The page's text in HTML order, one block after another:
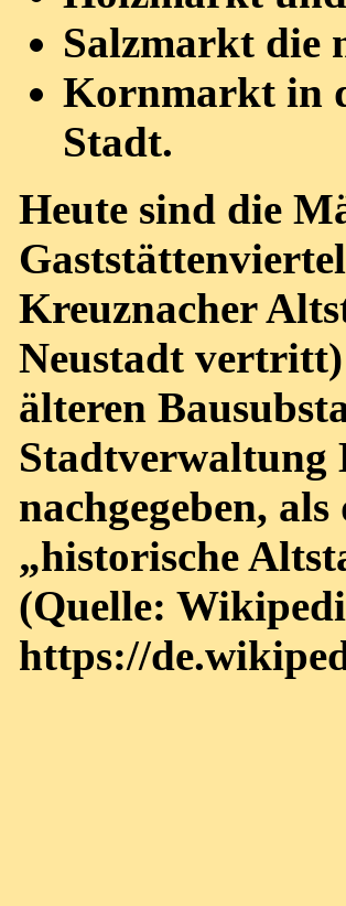
Salzmarkt die
Kornmarkt in
Stadt.
Heute sind die
Kreuznacher
Neustadt
älteren
Stadtverwaltung
nachgegeben,
„historische
(Quelle:
https://